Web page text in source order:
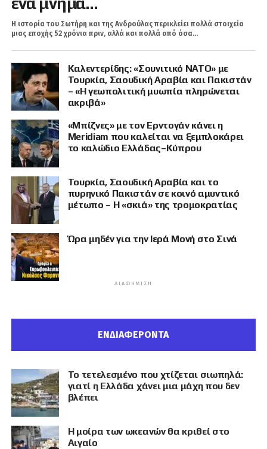
Η ιστορία του Σωτήρη και της Ανδρούλας περικλείει πολλά στοιχεία
μιας εποχής 52 χρόνια πριν, αλλά και πολλά από όσα...
Καλεντερίδης: «Σουνιτικό ΝΑΤΟ» με
Τουρκία, Σαουδική Αραβία και Πακιστάν
– «Η γεωπολιτική μυωπία πληρώνεται
ακριβά»
«Μπίζνες» με τον Ερντογάν κάνει η
Meridiam που καλείται να ξεμπλοκάρει
το καλώδιο Ελλάδας–Κύπρου
Τουρκία, Σαουδική Αραβία και το
πυρηνικό Πακιστάν σε κοινό αμυντικό
μέτωπο – Η «σκιά» της τρομοκρατίας
Ώρα μηδέν για την Ιερά Μονή στο Σινά
ΔΙΑΦΉΜΙΣΗ
ΕΝΔΙΑΦΕΡΟΝΤΑ
Το τετελεσμένο που χτίζεται σιωπηλά:
γιατί η Ελλάδα χάνει μια μάχη που δεν
βλέπει
Η μοίρα των ωκεανών θα κριθεί στο
Αιγαίο